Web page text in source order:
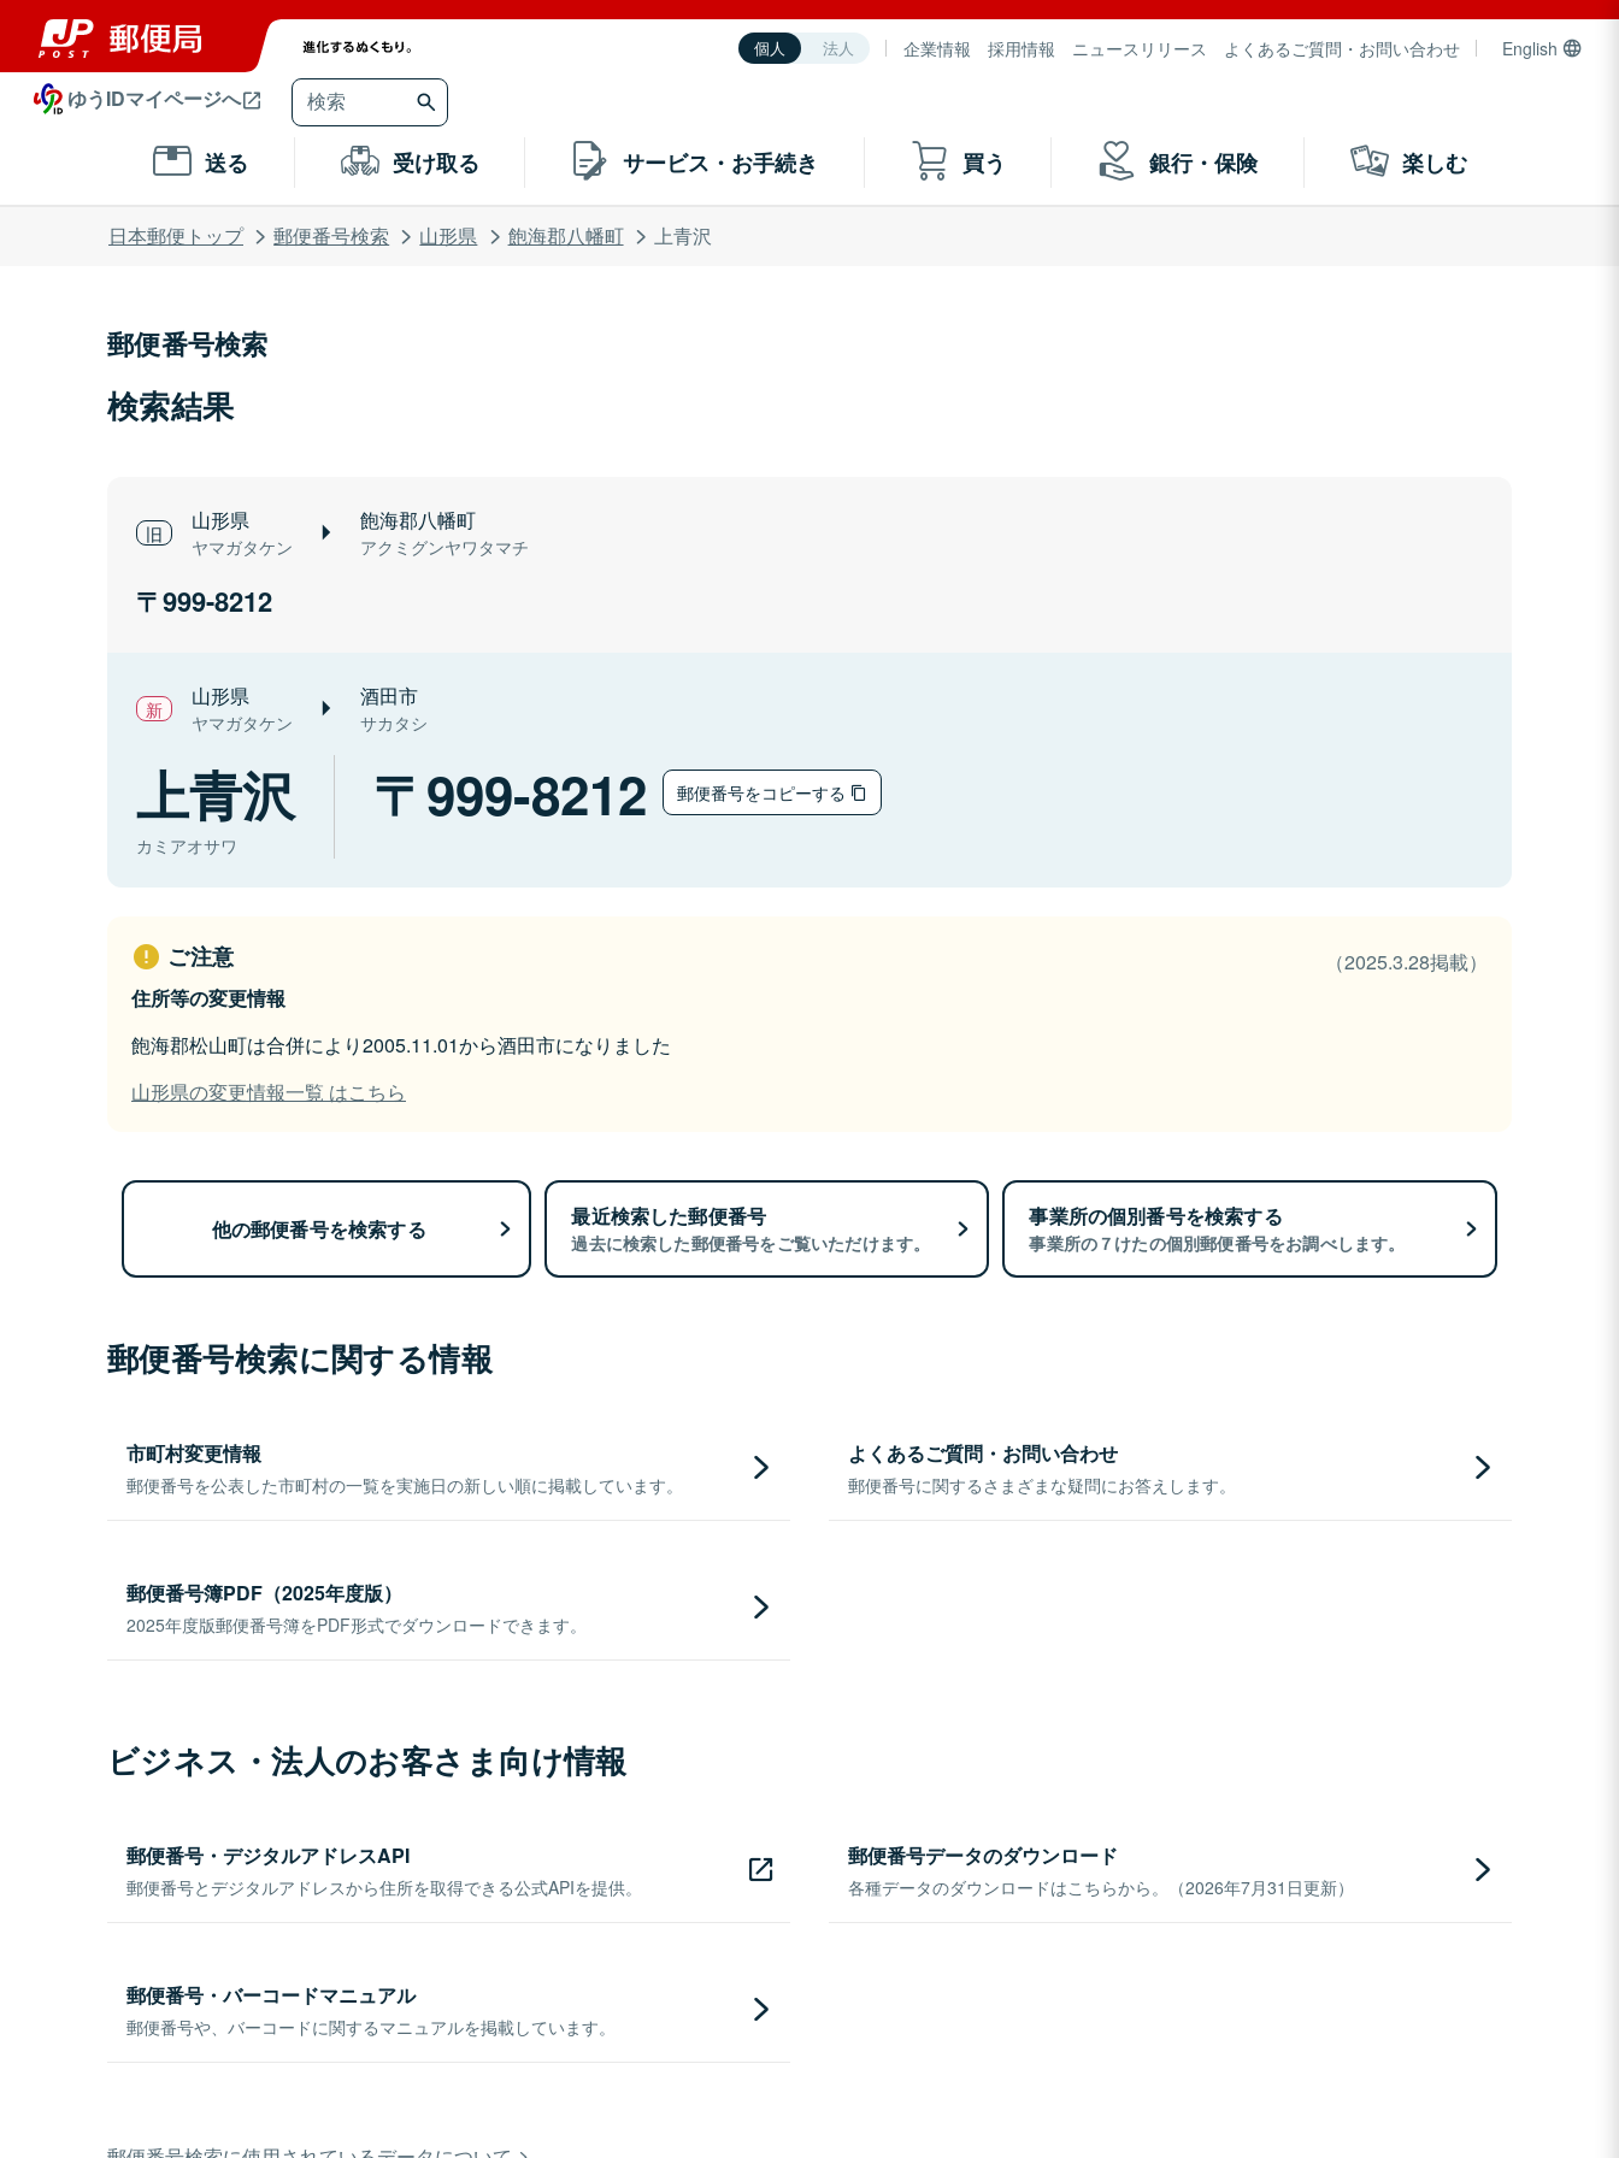
個人 法人 企業情報 採用情報 ニュースリリース よくあるご質問・お問い合わせ English
ゆうIDマイページへ
送る 受け取る サービス・お手続き 買う 銀行・保険 楽しむ
日本郵便トップ 郵便番号検索 山形県 飽海郡八幡町 上青沢
郵便番号検索
検索結果
山形県
ヤマガタケン
飽海郡八幡町
アクミグンヤワタマチ
999-8212
山形県
ヤマガタケン
酒田市
サカタシ
上青沢
カミアオサワ
999-8212 郵便番号をコピーする
ご注意
（2025.3.28掲載）
住所等の変更情報
飽海郡松山町は合併により2005.11.01から酒田市になりました
山形県の変更情報一覧 はこちら
他の郵便番号を検索する 最近検索した郵便番号
過去に検索した郵便番号をご覧いただけます。
事業所の個別番号を検索する
事業所の７けたの個別郵便番号をお調べします。
郵便番号検索に関する情報
市町村変更情報
郵便番号を公表した市町村の一覧を実施日の新しい順に掲載しています。
よくあるご質問・お問い合わせ
郵便番号に関するさまざまな疑問にお答えします。
郵便番号簿PDF（2025年度版）
2025年度版郵便番号簿をPDF形式でダウンロードできます。
ビジネス・法人のお客さま向け情報
郵便番号・デジタルアドレスAPI
郵便番号とデジタルアドレスから住所を取得できる公式APIを提供。
郵便番号データのダウンロード
各種データのダウンロードはこちらから。（2026年7月31日更新）
郵便番号・バーコードマニュアル
郵便番号や、バーコードに関するマニュアルを掲載しています。